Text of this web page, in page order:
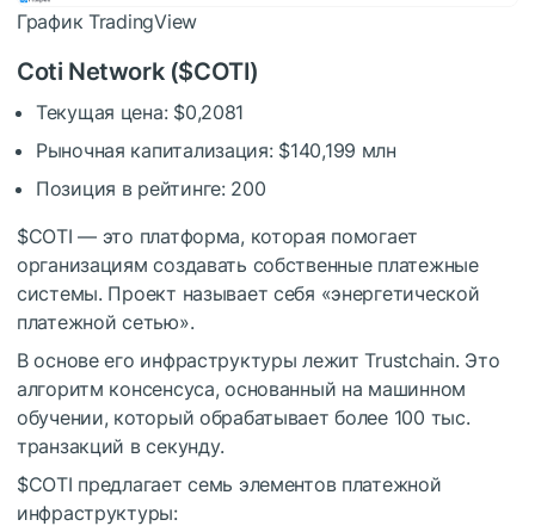
График TradingView
Coti Network ($COTI)
Текущая цена: $0,2081
Рыночная капитализация: $140,199 млн
Позиция в рейтинге: 200
$COTI — это платформа, которая помогает
организациям создавать собственные платежные
системы. Проект называет себя «энергетической
платежной сетью».
В основе его инфраструктуры лежит Trustchain. Это
алгоритм консенсуса, основанный на машинном
обучении, который обрабатывает более 100 тыс.
транзакций в секунду.
$COTI предлагает семь элементов платежной
инфраструктуры: